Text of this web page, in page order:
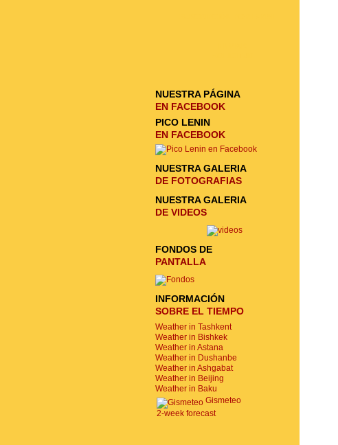
NUESTRA PÁGINA
EN FACEBOOK
PICO LENIN
EN FACEBOOK
NUESTRA GALERIA
DE FOTOGRAFIAS
NUESTRA GALERIA
DE VIDEOS
FONDOS DE
PANTALLA
INFORMACIÓN
SOBRE EL TIEMPO
Weather in Tashkent
Weather in Bishkek
Weather in Astana
Weather in Dushanbe
Weather in Ashgabat
Weather in Beijing
Weather in Baku
Gismeteo
2-week forecast